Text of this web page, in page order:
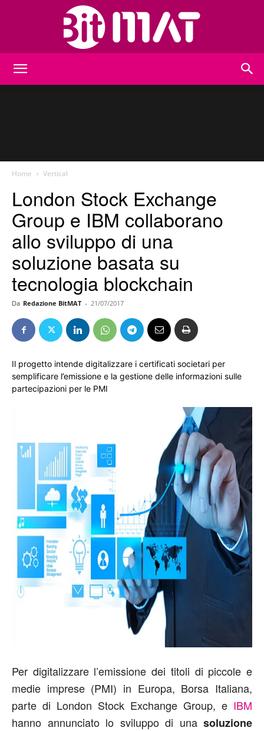
Home Vertical
London Stock Exchange
Group e IBM collaborano
allo sviluppo di una
soluzione basata su
tecnologia blockchain
Da Redazione BitMAT - 21/07/2017
Il progetto intende digitalizzare i certificati societari per
semplificare l’emissione e la gestione delle informazioni sulle
partecipazioni per le PMI
Per digitalizzare l’emissione dei titoli di piccole e
medie imprese (PMI) in Europa, Borsa Italiana,
parte di London Stock Exchange Group, e IBM
hanno annunciato lo sviluppo di una soluzione